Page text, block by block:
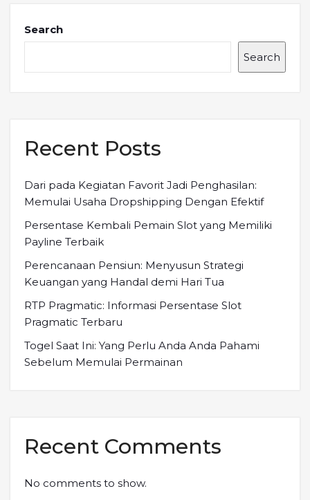
Search
Search
Recent Posts
Dari pada Kegiatan Favorit Jadi Penghasilan:
Memulai Usaha Dropshipping Dengan Efektif
Persentase Kembali Pemain Slot yang Memiliki
Payline Terbaik
Perencanaan Pensiun: Menyusun Strategi
Keuangan yang Handal demi Hari Tua
RTP Pragmatic: Informasi Persentase Slot
Pragmatic Terbaru
Togel Saat Ini: Yang Perlu Anda Anda Pahami
Sebelum Memulai Permainan
Recent Comments
No comments to show.